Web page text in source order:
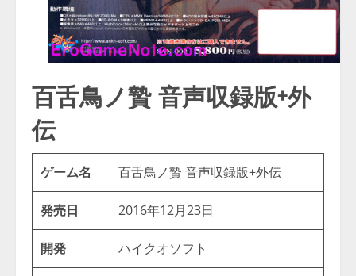
百舌鳥ノ贄 音声収録版+外
伝
ゲーム名 百舌鳥ノ贄 音声収録版+外伝
発売日 2016年12月23日
開発 ハイクオソフト